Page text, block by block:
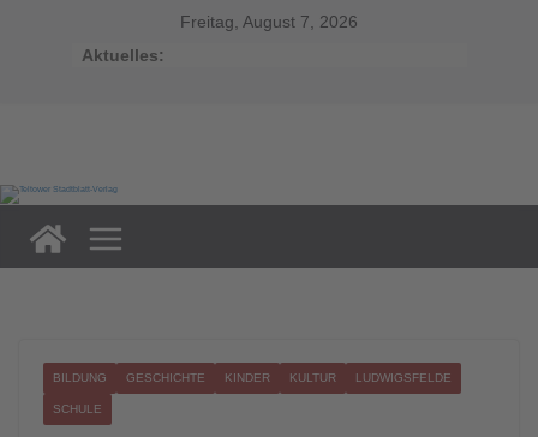
Freitag, August 7, 2026
Aktuelles:
BILDUNG GESCHICHTE KINDER KULTUR LUDWIGSFELDE
SCHULE